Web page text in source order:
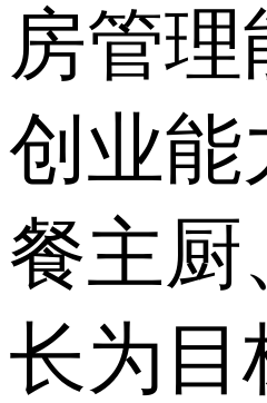
房管理
创业能
餐主厨
长为目